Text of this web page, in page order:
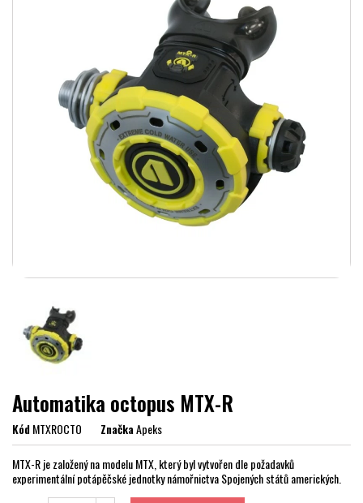
Automatika octopus MTX-R
KódMTXROCTO ZnačkaApeks
MTX-R je založený na modelu MTX, který byl vytvořen dle požadavků
experimentální potápěčské jednotky námořnictva Spojených států amerických.